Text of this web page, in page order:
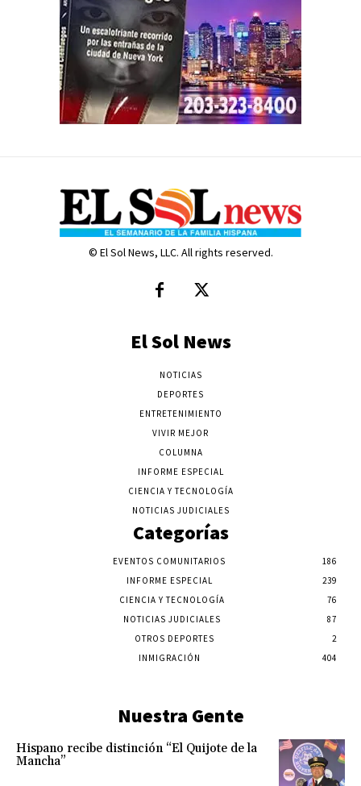
© El Sol News, LLC. All rights reserved.
El Sol News
NOTICIAS
DEPORTES
ENTRETENIMIENTO
VIVIR MEJOR
COLUMNA
INFORME ESPECIAL
CIENCIA Y TECNOLOGÍA
NOTICIAS JUDICIALES
Categorías
EVENTOS COMUNITARIOS
186
INFORME ESPECIAL
239
CIENCIA Y TECNOLOGÍA
76
NOTICIAS JUDICIALES
87
OTROS DEPORTES
2
INMIGRACIÓN
404
Nuestra Gente
Hispano recibe distinción “El Quijote de la
Mancha”